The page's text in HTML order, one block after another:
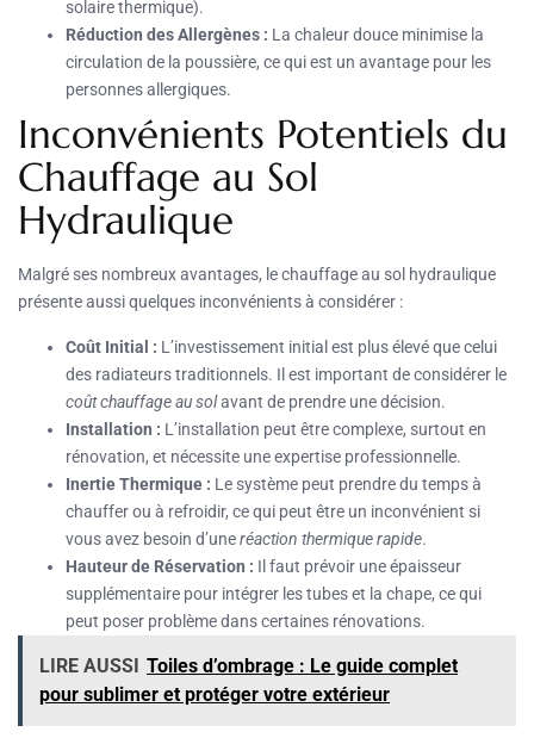
solaire thermique).
Réduction des Allergènes : La chaleur douce minimise la
circulation de la poussière, ce qui est un avantage pour les
personnes allergiques.
Inconvénients Potentiels du
Chauffage au Sol
Hydraulique
Malgré ses nombreux avantages, le chauffage au sol hydraulique
présente aussi quelques inconvénients à considérer :
Coût Initial : L’investissement initial est plus élevé que celui
des radiateurs traditionnels. Il est important de considérer le
coût chauffage au solavant de prendre une décision.
Installation : L’installation peut être complexe, surtout en
rénovation, et nécessite une expertise professionnelle.
Inertie Thermique : Le système peut prendre du temps à
chauffer ou à refroidir, ce qui peut être un inconvénient si
vous avez besoin d’uneréaction thermique rapide.
Hauteur de Réservation : Il faut prévoir une épaisseur
supplémentaire pour intégrer les tubes et la chape, ce qui
peut poser problème dans certaines rénovations.
LIRE AUSSI Toiles d’ombrage : Le guide complet
pour sublimer et protéger votre extérieur